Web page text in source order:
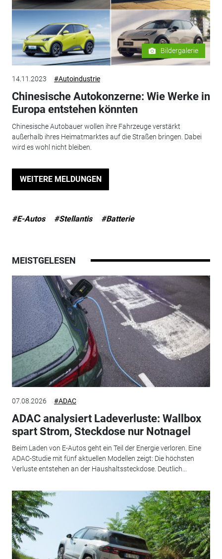
Bildergalerie
14.11.2023 #Autoindustrie
Chinesische Autokonzerne: Wie Werke in
Europa entstehen könnten
Chinesische Autobauer wollen ihre Fahrzeuge verstärkt
außerhalb ihres Heimatmarktes auf die Straßen bringen. Dabei
wird es wohl nicht bleiben.
WEITERE MELDUNGEN
#E-Autos #Stellantis #Batterie
MEISTGELESEN
07.08.2026 #ADAC
ADAC analysiert Ladeverluste: Wallbox
spart Strom, Steckdose nur Notnagel
Beim Laden von E-Autos geht ein Teil der Energie verloren. Eine
ADAC-Studie mit fünf aktuellen Modellen zeigt: Die höchsten
Verluste entstehen an der Haushaltssteckdose. Deutlich...